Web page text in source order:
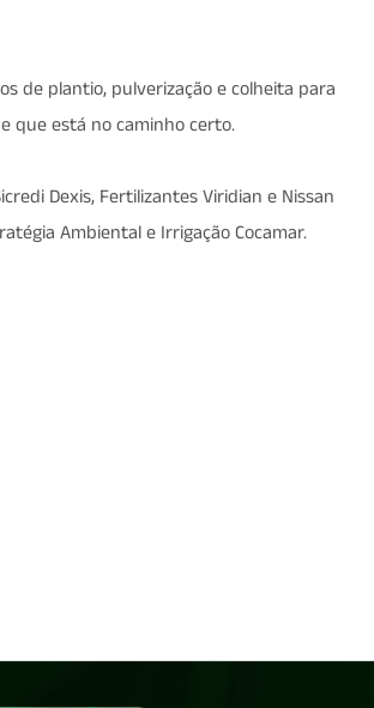
de plantio, pulverização e colheita para
que está no caminho certo.
Dexis, Fertilizantes Viridian e Nissan
Ambiental e Irrigação Cocamar.